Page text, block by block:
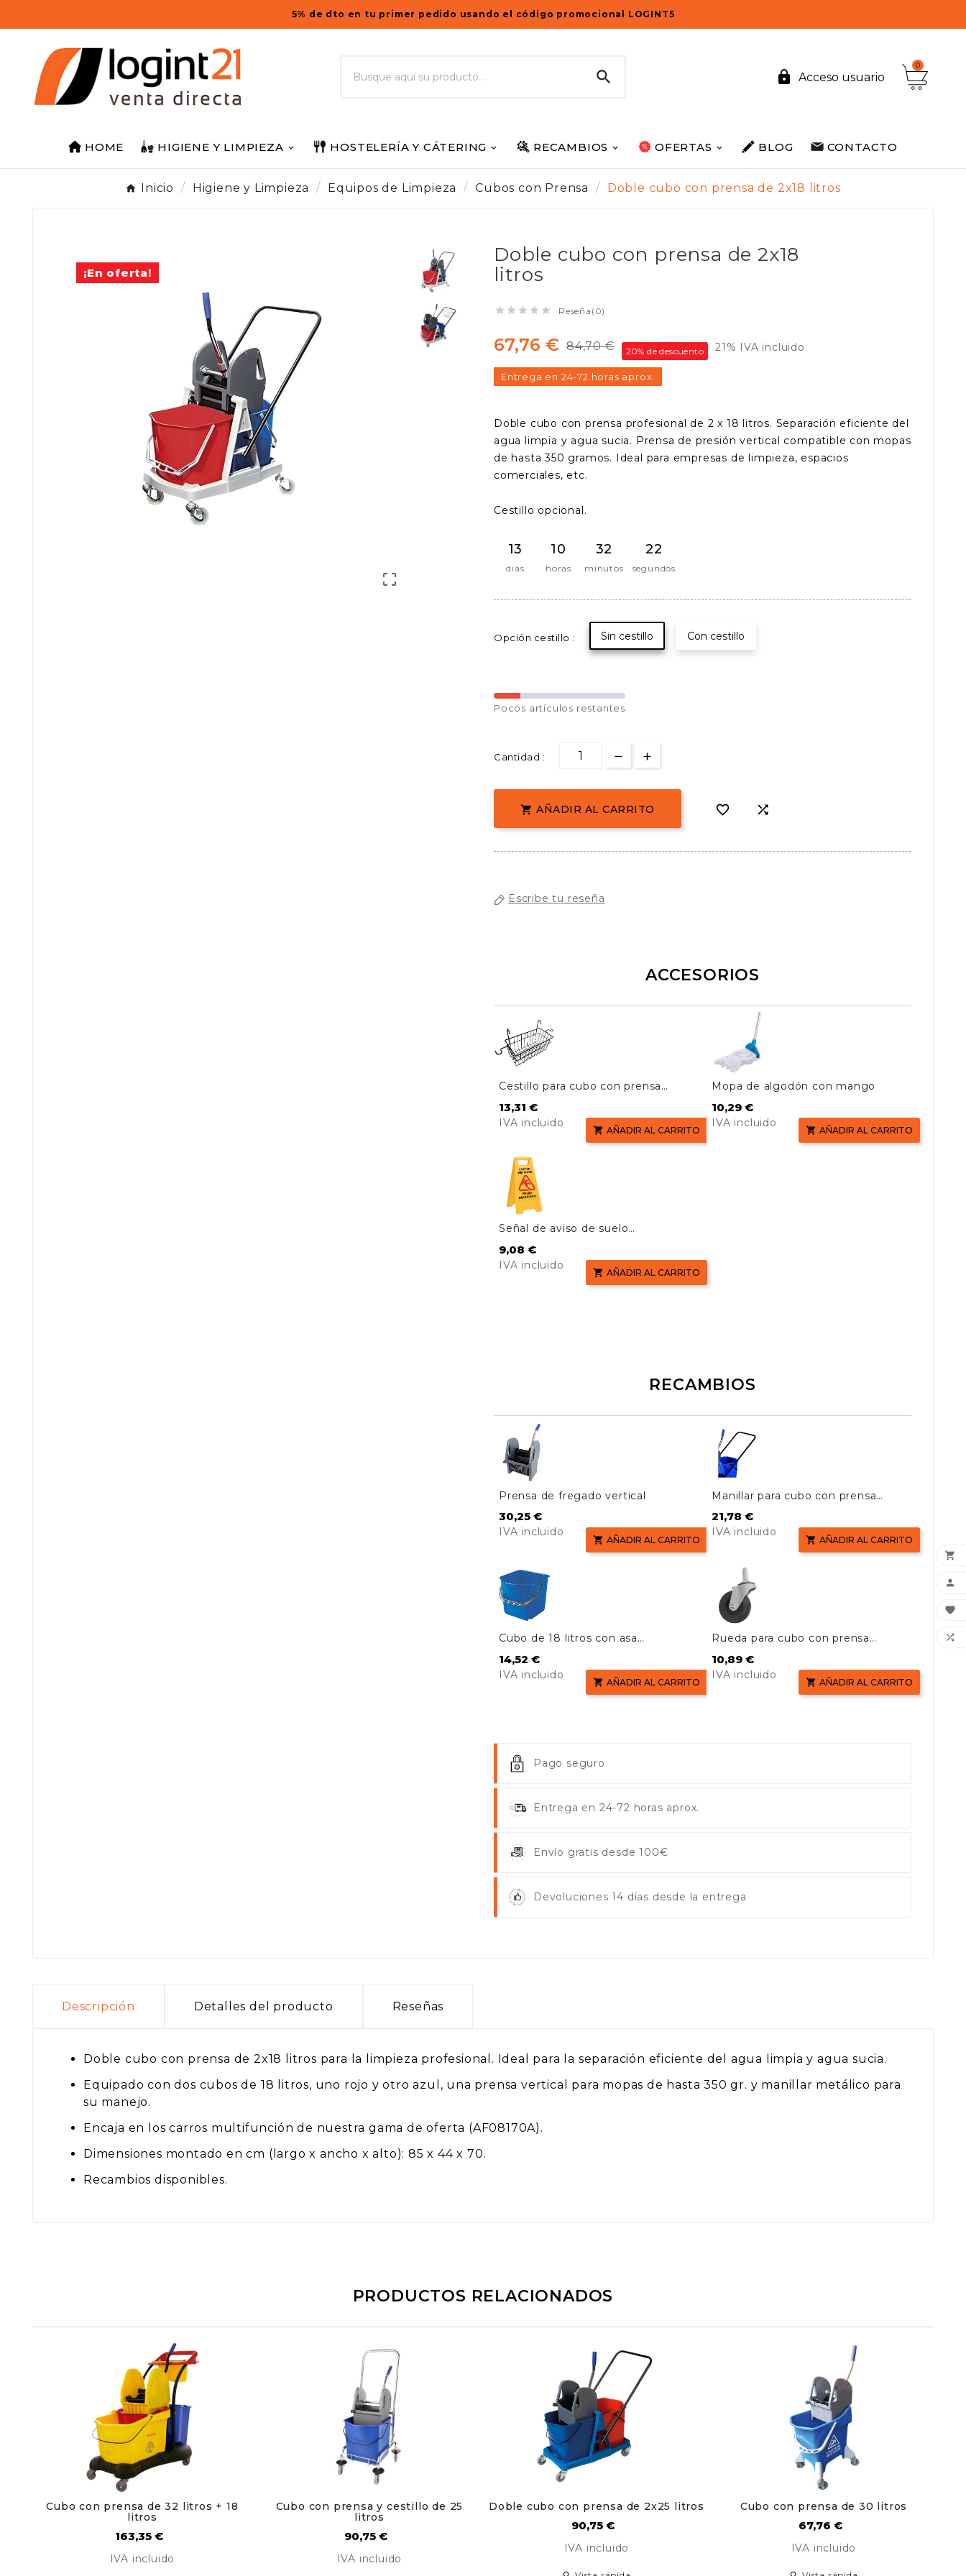
5% de dto en tu primer pedido usando el código promocional LOGINT5
  Acceso usuario
0
HOME HIGIENE Y LIMPIEZA HOSTELERÍA Y CÁTERING RECAMBIOS OFERTAS BLOG CONTACTO
Inicio Higiene y Limpieza Equipos de Limpieza Cubos con Prensa Doble cubo con prensa de 2x18 litros
¡En oferta!

Doble cubo con prensa de 2x18
litros
     Reseña(0)
67,76 € 84,70 € 20% de descuento 21% IVA incluido
Entrega en 24-72 horas aprox.
Doble cubo con prensa profesional de 2 x 18 litros. Separación eficiente del
agua limpia y agua sucia. Prensa de presión vertical compatible con mopas
de hasta 350 gramos. Ideal para empresas de limpieza, espacios
comerciales, etc.
Cestillo opcional.
13
días
10
horas
32
minutos
21
segundos
Opción cestillo : Sin cestillo Con cestillo
Pocos artículos restantes
Cantidad :
 AÑADIR AL CARRITO  
Escribe tu reseña
ACCESORIOS
Cestillo para cubo con prensa
AF08076
Precio
13,31 €
IVA incluido
 AÑADIR AL CARRITO
Mopa de algodón con mango
Precio
10,29 €
IVA incluido
 AÑADIR AL CARRITO
Señal de aviso de suelo
mojado
Precio
9,08 €
IVA incluido
 AÑADIR AL CARRITO
RECAMBIOS
Prensa de fregado vertical
Precio
30,25 €
IVA incluido
 AÑADIR AL CARRITO
Manillar para cubo con prensa
AF08076
Precio
21,78 €
IVA incluido
 AÑADIR AL CARRITO
Cubo de 18 litros con asa
plástica
Precio
14,52 €
IVA incluido
 AÑADIR AL CARRITO
Rueda para cubo con prensa
AF08074/76
Precio
10,89 €
IVA incluido
 AÑADIR AL CARRITO
Pago seguro
Entrega en 24-72 horas aprox.
Envío gratis desde 100€
Devoluciones 14 días desde la entrega
Descripción Detalles del producto Reseñas
Doble cubo con prensa de 2x18 litros para la limpieza profesional. Ideal para la separación eficiente del agua limpia y agua sucia.
Equipado con dos cubos de 18 litros, uno rojo y otro azul, una prensa vertical para mopas de hasta 350 gr. y manillar metálico para
su manejo.
Encaja en los carros multifunción de nuestra gama de oferta (AF08170A).
Dimensiones montado en cm (largo x ancho x alto): 85 x 44 x 70.
Recambios disponibles.
PRODUCTOS RELACIONADOS
Cubo con prensa de 32 litros + 18
litros
Precio
163,35 €
IVA incluido
Cubo con prensa y cestillo de 25
litros
Precio
90,75 €
IVA incluido
Doble cubo con prensa de 2x25 litros
Precio
90,75 €
IVA incluido
Cubo con prensa de 30 litros
Precio
67,76 €
IVA incluido



